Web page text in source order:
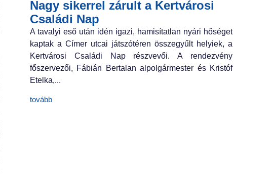
Nagy sikerrel zárult a Kertvárosi
Családi Nap
A tavalyi eső után idén igazi, hamisítatlan nyári hőséget
kaptak a Címer utcai játszótéren összegyűlt helyiek, a
Kertvárosi Családi Nap részvevői. A rendezvény
főszervezői, Fábián Bertalan alpolgármester és Kristóf
Etelka,...
tovább